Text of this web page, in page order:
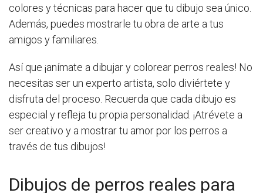
colores y técnicas para hacer que tu dibujo sea único.
Además, puedes mostrarle tu obra de arte a tus
amigos y familiares.
Así que ¡anímate a dibujar y colorear perros reales! No
necesitas ser un experto artista, solo diviértete y
disfruta del proceso. Recuerda que cada dibujo es
especial y refleja tu propia personalidad. ¡Atrévete a
ser creativo y a mostrar tu amor por los perros a
través de tus dibujos!
Dibujos de perros reales para